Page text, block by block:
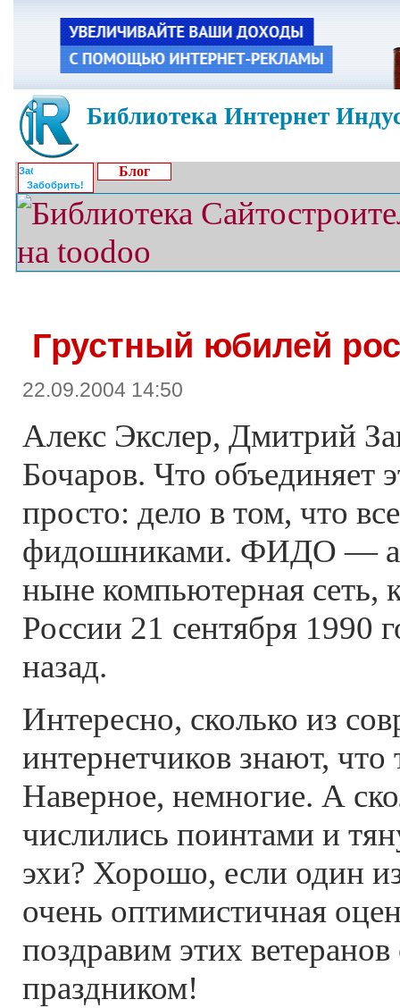
Библиотека Интернет
Забобрить!
Блог
Грустный юбилей
22.09.2004 14:50
Алекс Экслер, Дмитрий
Бочаров. Что объединяет
просто: дело в том, что
фидошниками. ФИДО —
ныне компьютерная сеть,
России 21 сентября 1990
назад.
Интересно, сколько из
интернетчиков знают,
Наверное, немногие. А
числились поинтами и
эхи? Хорошо, если один
очень оптимистичная
поздравим этих
праздником!